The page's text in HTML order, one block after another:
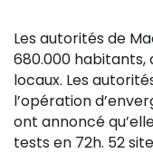
Les autorités de
680.000 habitants,
locaux. Les
l’opération
ont annoncé
tests en 72h. 52